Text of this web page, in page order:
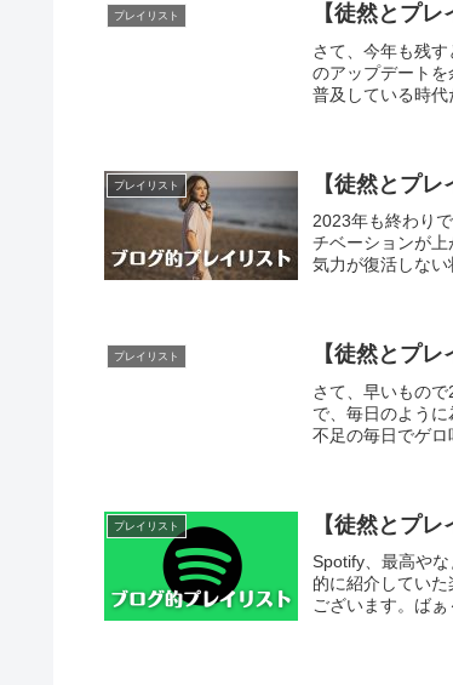
プレイリスト 【徒然とプ
さて、今年も残
のアップデート
普及している時代
プレイリスト 【徒然とプ
2023年も終わり
チベーションが
気力が復活しない
プレイリスト 【徒然とプ
さて、早いもの
で、毎日のよう
不足の毎日でゲロ
プレイリスト 【徒然とプ
Spotify、最高や
的に紹介してい
ございます。ば